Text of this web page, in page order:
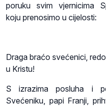
poruku svim vjernicima
koju prenosimo u cijelosti:
Draga braćo svećenici,
u Kristu!
S izrazima posluha i
Svećeniku, papi Franji,